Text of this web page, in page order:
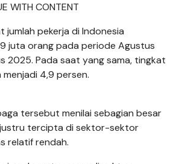
WITH CONTENT
jumlah pekerja di Indonesia
juta orang pada periode Agustus
2025. Pada saat yang sama, tingkat
4,9 persen.
tersebut menilai sebagian besar
tercipta di sektor-sektor
relatif rendah.